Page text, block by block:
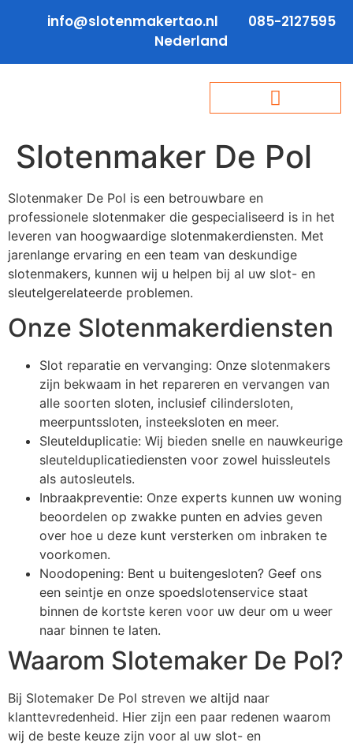
info@slotenmakertao.nl
085-2127595
Nederland
Slotenmaker De Pol
Slotenmaker De Pol is een betrouwbare en
professionele slotenmaker die gespecialiseerd is in het
leveren van hoogwaardige slotenmakerdiensten. Met
jarenlange ervaring en een team van deskundige
slotenmakers, kunnen wij u helpen bij al uw slot- en
sleutelgerelateerde problemen.
Onze Slotenmakerdiensten
Slot reparatie en vervanging: Onze slotenmakers
zijn bekwaam in het repareren en vervangen van
alle soorten sloten, inclusief cilindersloten,
meerpuntssloten, insteeksloten en meer.
Sleutelduplicatie: Wij bieden snelle en nauwkeurige
sleutelduplicatiediensten voor zowel huissleutels
als autosleutels.
Inbraakpreventie: Onze experts kunnen uw woning
beoordelen op zwakke punten en advies geven
over hoe u deze kunt versterken om inbraken te
voorkomen.
Noodopening: Bent u buitengesloten? Geef ons
een seintje en onze spoedslotenservice staat
binnen de kortste keren voor uw deur om u weer
naar binnen te laten.
Waarom Slotemaker De Pol?
Bij Slotemaker De Pol streven we altijd naar
klanttevredenheid. Hier zijn een paar redenen waarom
wij de beste keuze zijn voor al uw slot- en